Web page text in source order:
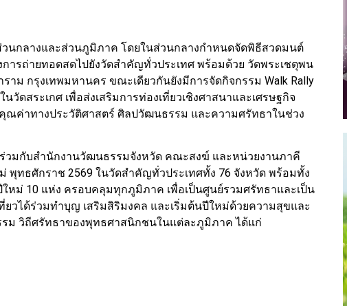
นกลางและส่วนภูมิภาค โดยในส่วนกลางกำหนดจัดพิธีสวดมนต์
ารถ่ายทอดสดไปยังวัดสำคัญทั่วประเทศ พร้อมด้วย วัดพระเชตุพน
าม กรุงเทพมหานคร ขณะเดียวกันยังมีการจัดกิจกรรม Walk Rally
ดสระเกศ เพื่อส่งเสริมการท่องเที่ยวเชิงศาสนาและเศรษฐกิจ
ณค่าทางประวัติศาสตร์ ศิลปวัฒนธรรม และความศรัทธาในช่วง
วมกับสำนักงานวัฒนธรรมจังหวัด คณะสงฆ์ และหน่วยงานภาคี
พุทธศักราช 2569 ในวัดสำคัญทั่วประเทศทั้ง 76 จังหวัด พร้อมทั้ง
หม่ 10 แห่ง ครอบคลุมทุกภูมิภาค เพื่อเป็นศูนย์รวมศรัทธาและเป็น
วได้ร่วมทำบุญ เสริมสิริมงคล และเริ่มต้นปีใหม่ด้วยความสุขและ
ม วิถีศรัทธาของพุทธศาสนิกชนในแต่ละภูมิภาค ได้แก่